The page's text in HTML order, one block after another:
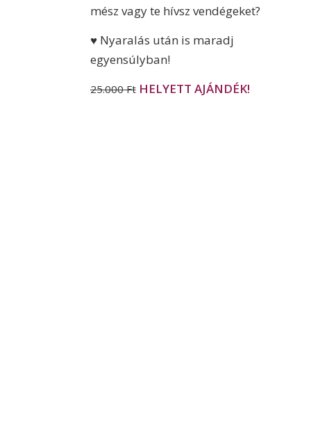
mész vagy te hívsz vendégeket?
♥ Nyaralás után is maradj
egyensúlyban!
25.000 FtHELYETT AJÁNDÉK!